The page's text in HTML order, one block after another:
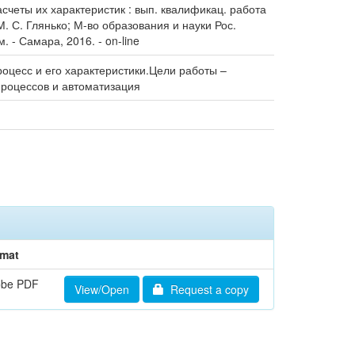
их характеристик : вып. квалификац. работа
С. Глянько; М-во образования и науки Рос.
- Самара, 2016. - on-line
и его характеристики.Цели работы –
и автоматизация
PDF View/Open Request a copy